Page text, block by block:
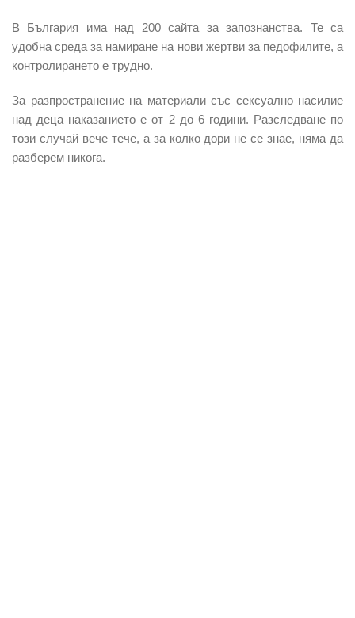
В България има над 200 сайта за запознанства. Те са
удобна среда за намиране на нови жертви за педофилите, а
контролирането е трудно.
За разпространение на материали със сексуално насилие
над деца наказанието е от 2 до 6 години. Разследване по
този случай вече тече, а за колко дори не се знае, няма да
разберем никога.